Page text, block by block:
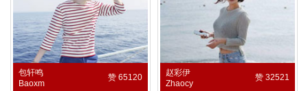
包轩鸣
Baoxm
赞 65120
赵彩伊
Zhaocy
赞 32521